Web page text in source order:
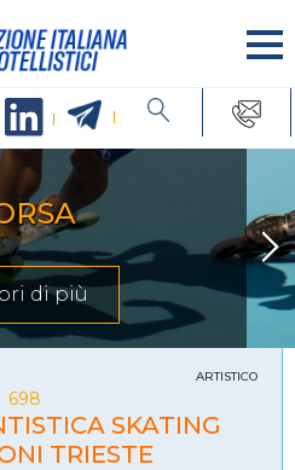
di più
ARTISTICO
698
SKATING
TRIESTE